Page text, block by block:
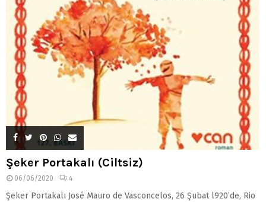
Şeker Portakalı (Ciltsiz)
06/06/2020 4
Şeker Portakalı José Mauro de Vasconcelos, 26 Şubat l920’de, Rio